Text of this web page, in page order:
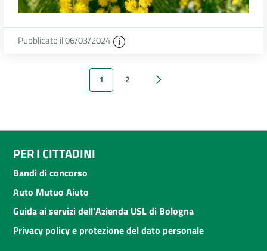
Pubblicato il 06/03/2024
1 2 Successivi 7 elementi
PER I CITTADINI
Bandi di concorso
Auto Mutuo Aiuto
Guida ai servizi dell'Azienda USL di Bologna
Privacy policy e protezione del dato personale